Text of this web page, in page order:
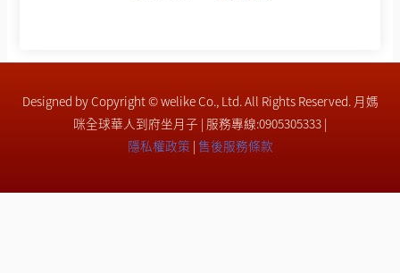
Designed by Copyright © welike Co., Ltd. All Rights Reserved. 月媽
咪全球華人到府坐月子 | 服務專線:0905305333 |
隱私權政策 | 售後服務條款